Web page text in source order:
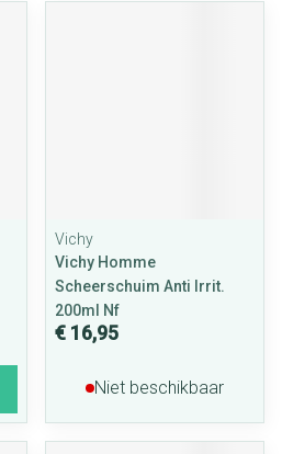
Vichy
Vichy Homme
Scheerschuim Anti Irrit.
200ml Nf
€ 16,95
Niet beschikbaar